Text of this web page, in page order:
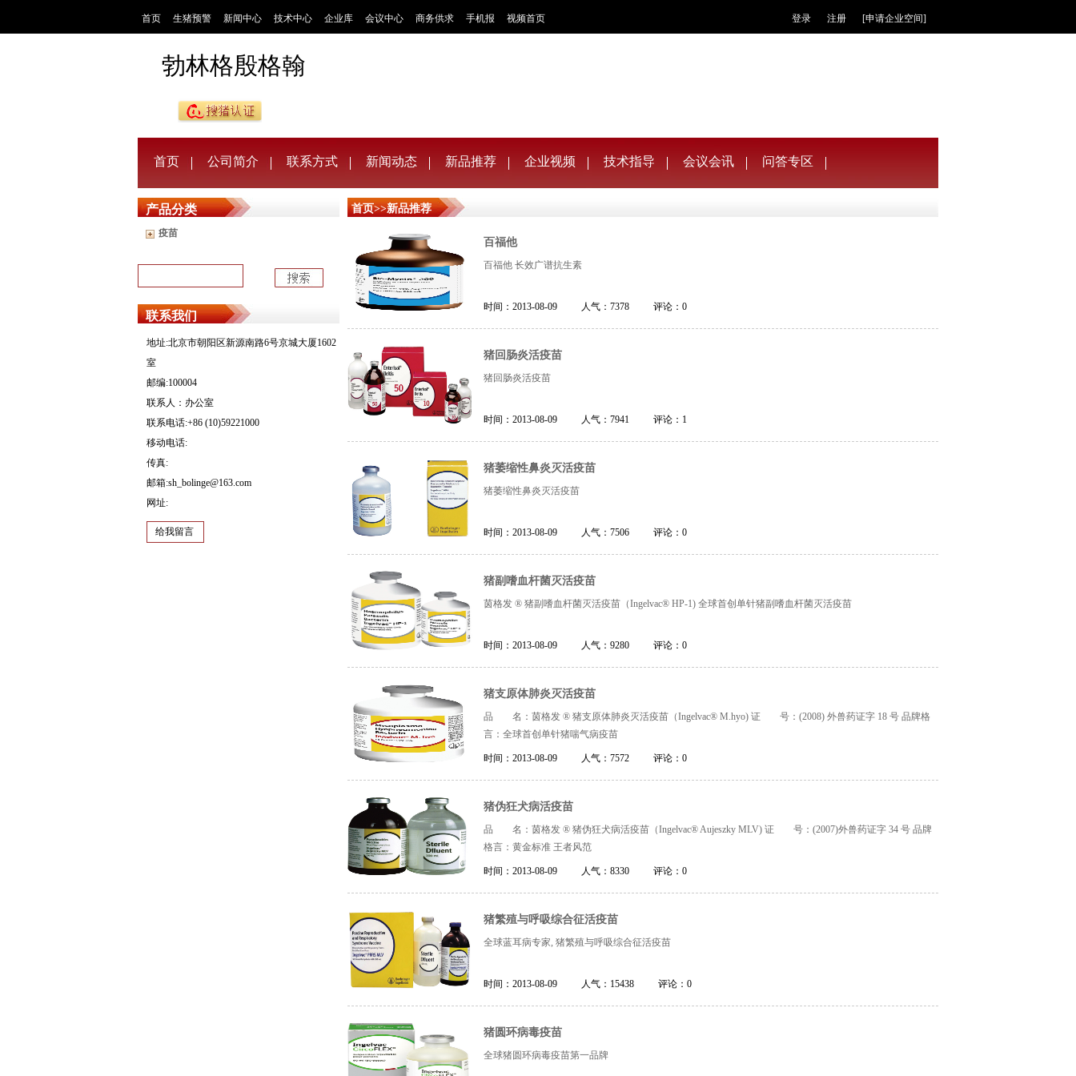
首页 生猪预警 新闻中心 技术中心 企业库 会议中心 商务供求 手机报 视频首页 [申请企业空间]
注册
登录
勃林格殷格翰
首页 公司简介 联系方式 新闻动态 新品推荐 企业视频 技术指导 会议会讯 问答专区
产品分类
疫苗
联系我们
地址:北京市朝阳区新源南路6号京城大厦1602
室
邮编:100004
联系人：办公室
联系电话:+86 (10)59221000
移动电话:
传真:
邮箱:sh_bolinge@163.com
网址:
给我留言
首页>>新品推荐
百福他
百福他 长效广谱抗生素
时间： 2013-08-09 人气： 7378 评论： 0
猪回肠炎活疫苗
猪回肠炎活疫苗
时间： 2013-08-09 人气： 7941 评论： 1
猪萎缩性鼻炎灭活疫苗
猪萎缩性鼻炎灭活疫苗
时间： 2013-08-09 人气： 7506 评论： 0
猪副嗜血杆菌灭活疫苗
茵格发 ® 猪副嗜血杆菌灭活疫苗（Ingelvac® HP-1) 全球首创单针猪副嗜血杆菌灭活疫苗
时间： 2013-08-09 人气： 9280 评论： 0
猪支原体肺炎灭活疫苗
品 名：茵格发 ® 猪支原体肺炎灭活疫苗（Ingelvac® M.hyo) 证 号：(2008) 外兽药证字 18 号 品牌格
言：全球首创单针猪喘气病疫苗
时间： 2013-08-09 人气： 7572 评论： 0
猪伪狂犬病活疫苗
品 名：茵格发 ® 猪伪狂犬病活疫苗（Ingelvac® Aujeszky MLV) 证 号：(2007)外兽药证字 34 号 品牌
格言：黄金标准 王者风范
时间： 2013-08-09 人气： 8330 评论： 0
猪繁殖与呼吸综合征活疫苗
全球蓝耳病专家, 猪繁殖与呼吸综合征活疫苗
时间： 2013-08-09 人气： 15438 评论： 0
猪圆环病毒疫苗
全球猪圆环病毒疫苗第一品牌